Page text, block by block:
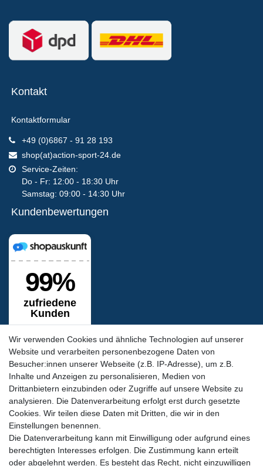
Wir verwenden Cookies und ähnliche Technologien auf unserer
Website und verarbeiten personenbezogene Daten von
Besucher:innen unserer Webseite (z.B. IP-Adresse), um z.B.
Inhalte und Anzeigen zu personalisieren, Medien von
Drittanbietern einzubinden oder Zugriffe auf unsere Website zu
analysieren. Die Datenverarbeitung erfolgt erst durch gesetzte
Cookies. Wir teilen diese Daten mit Dritten, die wir in den
Einstellungen benennen.
Die Datenverarbeitung kann mit Einwilligung oder aufgrund eines
berechtigten Interesses erfolgen. Die Zustimmung kann erteilt
oder abgelehnt werden. Es besteht das Recht, nicht einzuwilligen
Kontakt
Kontaktformular
+49 (0)6867 - 91 28 193
shop(at)action-sport-24.de
Service-Zeiten:
Do - Fr: 12:00 - 18:30 Uhr
Samstag: 09:00 - 14:30 Uhr
Kundenbewertungen
Siegel & Zertifikate